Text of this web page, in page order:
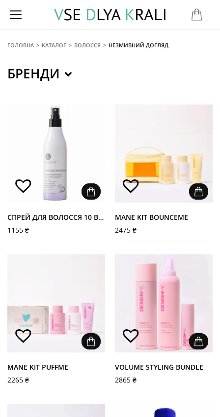
You are here:
ГОЛОВНА КАТАЛОГ ВОЛОССЯ НЕЗМИВНИЙ ДОГЛЯД
БРЕНДИ
CПРЕЙ ДЛЯ ВОЛОССЯ 10 В 1 - LUSETA BEAUTY MULTIPURPOSE LEAVE-IN CONDITIONER
1155 ₴
MANE KIT BOUNCEME
2475 ₴
MANE KIT PUFFME
2265 ₴
VOLUME STYLING BUNDLE
2865 ₴